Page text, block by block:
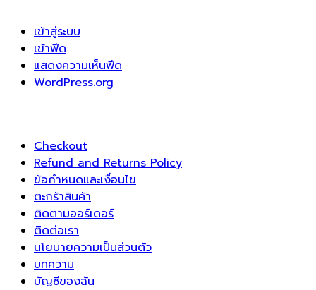
เข้าสู่ระบบ
เข้าฟีด
แสดงความเห็นฟีด
WordPress.org
Checkout
Refund and Returns Policy
ข้อกำหนดและเงื่อนไข
ตะกร้าสินค้า
ติดตามออร์เดอร์
ติดต่อเรา
นโยบายความเป็นส่วนตัว
บทความ
บัญชีของฉัน